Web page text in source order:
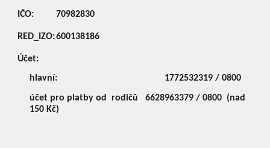
IČO: 70982830
RED_IZO:600138186
Účet:
hlavní: 1772532319 / 0800
účet pro platby od rodičů
6628963379 / 0800 (nad
150 Kč)